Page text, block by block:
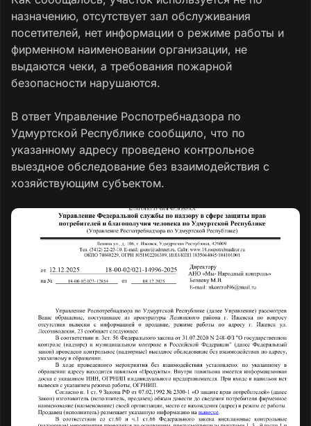
назначению, отсутствует зал обслуживания
посетителей, нет информации о режиме работы и
фирменном наименовании организации, не
выдаются чеки, а требования пожарной
безопасности нарушаются.
В ответ Управление Роспотребнадзора по
Удмуртской Республике сообщило, что по
указанному адресу проведено контрольное
выездное обследование без взаимодействия с
хозяйствующим субъектом.